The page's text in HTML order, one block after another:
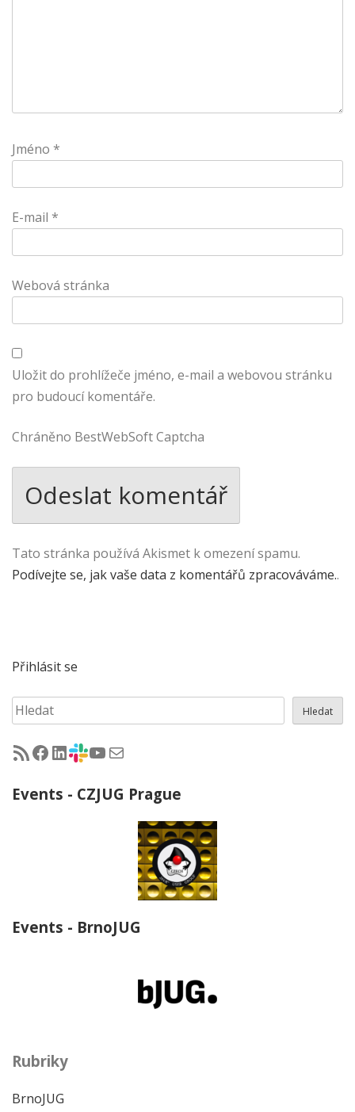
Jméno *
E-mail *
Webová stránka
Uložit do prohlížeče jméno, e-mail a webovou stránku
pro budoucí komentáře.
Chráněno BestWebSoft Captcha
Tato stránka používá Akismet k omezení spamu.
Podívejte se, jak vaše data z komentářů zpracováváme..
Přihlásit se
Hledat Hledat
RSS - články na jug.cz
Facebook skupina Czech Java User Group
LinkedIn skupina Czech Java User Group
CZJUG Slack fórum
CZJUG YouTube kanálCZJUG email
Events - CZJUG Prague
Events - BrnoJUG
Rubriky
BrnoJUG